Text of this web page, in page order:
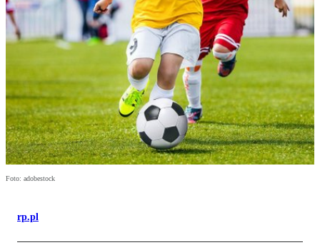
Foto: adobestock
rp.pl